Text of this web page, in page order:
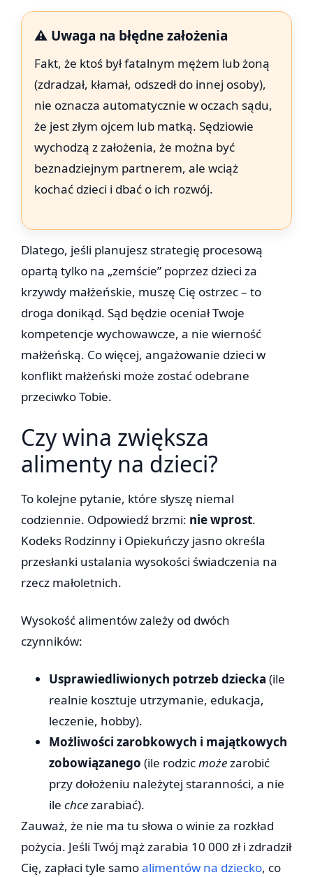
⚠️ Uwaga na błędne założenia
Fakt, że ktoś był fatalnym mężem lub żoną
(zdradzał, kłamał, odszedł do innej osoby),
nie oznacza automatycznie w oczach sądu,
że jest złym ojcem lub matką. Sędziowie
wychodzą z założenia, że można być
beznadziejnym partnerem, ale wciąż
kochać dzieci i dbać o ich rozwój.
Dlatego, jeśli planujesz strategię procesową
opartą tylko na „zemście” poprzez dzieci za
krzywdy małżeńskie, muszę Cię ostrzec – to
droga donikąd. Sąd będzie oceniał Twoje
kompetencje wychowawcze, a nie wierność
małżeńską. Co więcej, angażowanie dzieci w
konflikt małżeński może zostać odebrane
przeciwko Tobie.
Czy wina zwiększa
alimenty na dzieci?
To kolejne pytanie, które słyszę niemal
codziennie. Odpowiedź brzmi: nie wprost.
Kodeks Rodzinny i Opiekuńczy jasno określa
przesłanki ustalania wysokości świadczenia na
rzecz małoletnich.
Wysokość alimentów zależy od dwóch
czynników:
Usprawiedliwionych potrzeb dziecka (ile
realnie kosztuje utrzymanie, edukacja,
leczenie, hobby).
Możliwości zarobkowych i majątkowych
zobowiązanego (ile rodzicmożezarobić
przy dołożeniu należytej staranności, a nie
ile chcezarabiać).
Zauważ, że nie ma tu słowa o winie za rozkład
pożycia. Jeśli Twój mąż zarabia 10 000 zł i zdradził
Cię, zapłaci tyle samoalimentów na dziecko, co